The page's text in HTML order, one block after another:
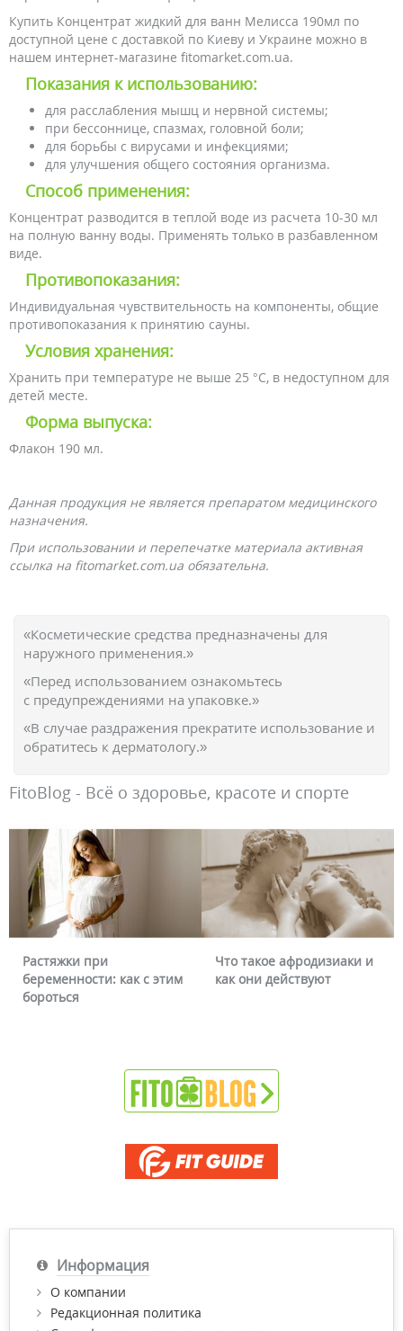
Купить Концентрат жидкий для ванн Мелисса 190мл по
доступной цене с доставкой по Киеву и Украине можно в
нашем интернет-магазине fitomarket.com.ua.
Показания к использованию:
для расслабления мышц и нервной системы;
при бессоннице, спазмах, головной боли;
для борьбы с вирусами и инфекциями;
для улучшения общего состояния организма.
Способ применения:
Концентрат разводится в теплой воде из расчета 10-30 мл
на полную ванну воды. Применять только в разбавленном
виде.
Противопоказания:
Индивидуальная чувствительность на компоненты, общие
противопоказания к принятию сауны.
Условия хранения:
Хранить при температуре не выше 25 °С, в недоступном для
детей месте.
Форма выпуска:
Флакон 190 мл.
Данная продукция не является препаратом медицинского
назначения.
При использовании и перепечатке материала активная
ссылка на fitomarket.com.ua обязательна.
«Косметические средства предназначены для
наружного применения.»
«Перед использованием ознакомьтесь
с предупреждениями на упаковке.»
«В случае раздражения прекратите использование и
обратитесь к дерматологу.»
FitoBlog - Всё о здоровье, красоте и спорте
Растяжки при
беременности: как с этим
бороться
Что такое афродизиаки и
как они действуют
Информация
О компании
Редакционная политика